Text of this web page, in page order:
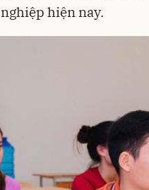
hiện nay.